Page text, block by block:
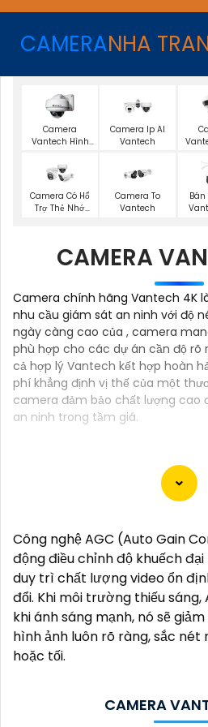
CAMERANHA
Camera
Vantech Hình
Camera Ip AI
Vantech
Camera Có Hổ
Trợ Thẻ Nhớ
Camera To
Vantech
CAMERA
Camera chính hãng Vantech 4K
nhu cầu giám sát an ninh với độ
ngày càng cao của , camera
phù hợp cho các dự án cần độ rõ
cả hợp lý Vantech kết hợp hoàn
phí khẳng định vị thế của một
camera đảm bảo chất lượng cao
an ninh trong tầm giá.
Dưới đây là 130 từ giới thiệu
"Camera 4K Siêu Sắc Nét là
cho việc giám sát và ghi hình
phân giải siêu nét 4K, bạn sẽ
nét, sống động và chi tiết.
hiện đại, Camera này cung
ngay cả trong điều kiện ánh
lớn nhất là tính năng ghi hình
cửa và tài sản một cách hiệu
dễ dàng lắp đặt và sử dụng,
Công nghệ AGC (Auto Gain
động điều chỉnh độ khuếch
duy trì chất lượng video ổn
đổi. Khi môi trường thiếu sáng,
khi ánh sáng mạnh, nó sẽ
hình ảnh luôn rõ ràng, sắc nét
hoặc tối.
CAMERA